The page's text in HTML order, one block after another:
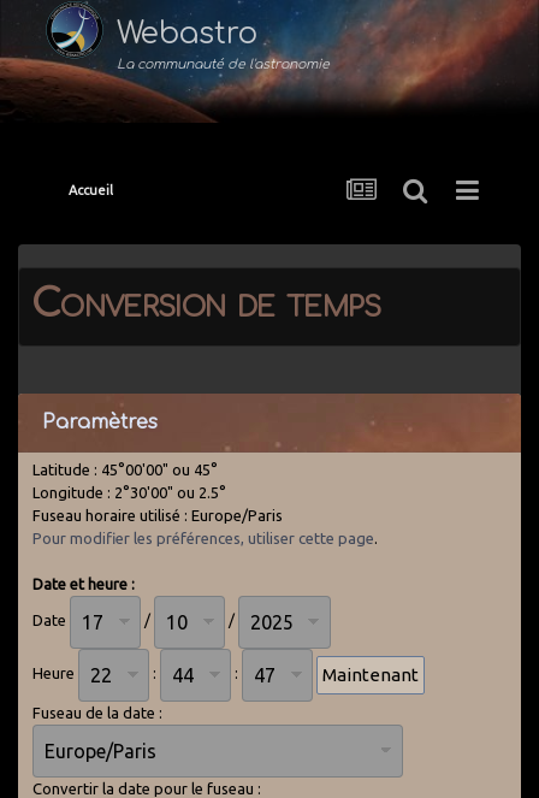
Webastro
La communauté de l'astronomie
Accueil
Conversion de temps
Paramètres
Latitude : 45°00'00" ou 45°
Longitude : 2°30'00" ou 2.5°
Fuseau horaire utilisé : Europe/Paris
Pour modifier les préférences, utiliser cette page.
Date et heure :
Date / /
Heure : :
Fuseau de la date :
Convertir la date pour le fuseau :